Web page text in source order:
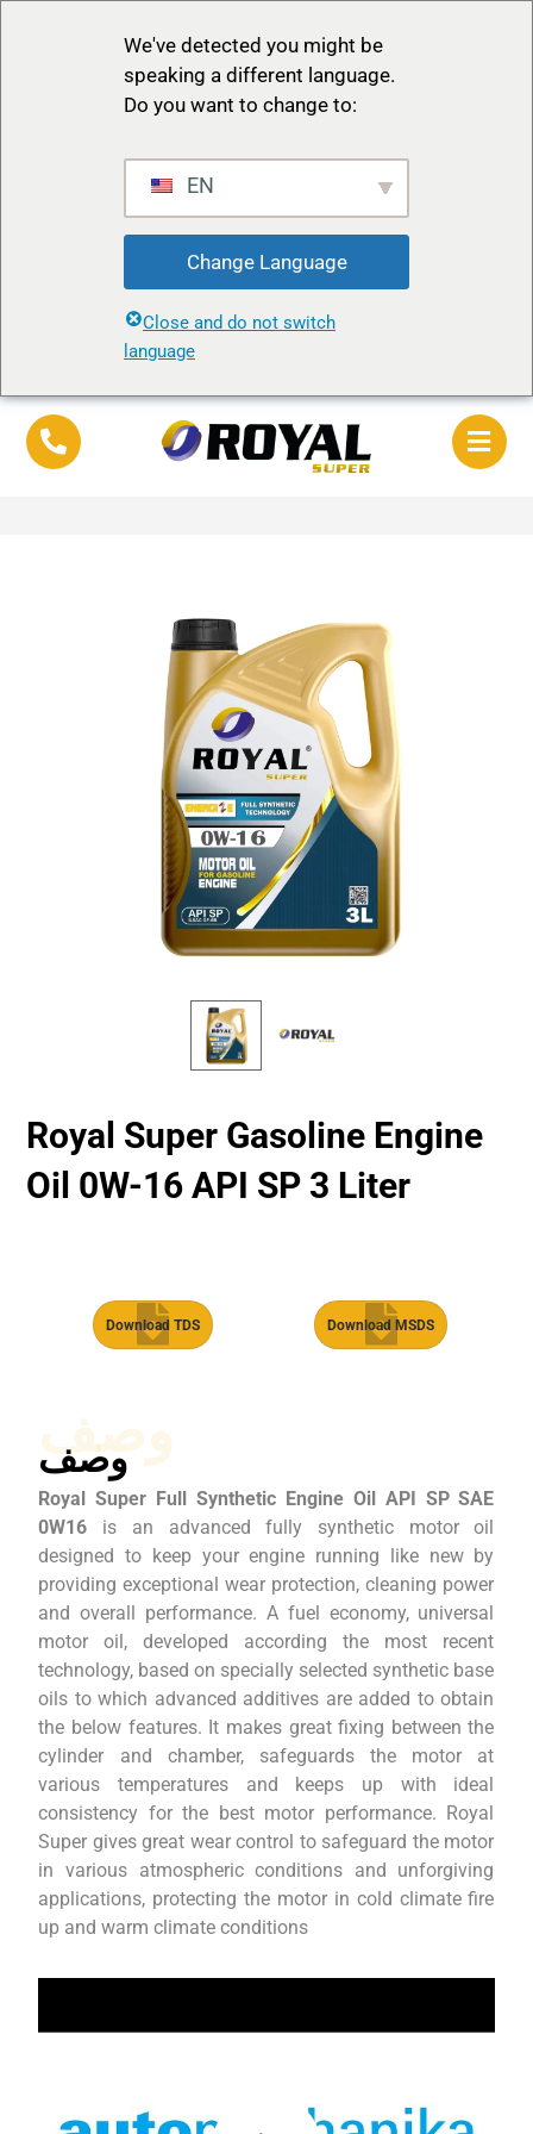
We've detected you might be
speaking a different language.
Do you want to change to:
EN
Change Language
Close and do not switch
language
Royal Super Gasoline Engine
Oil 0W-16 API SP 3 Liter
Download TDS Download MSDS
وصف
وصف
Royal Super Full Synthetic Engine Oil API SP SAE
0W16 is an advanced fully synthetic motor oil
designed to keep your engine running like new by
providing exceptional wear protection, cleaning power
and overall performance. A fuel economy, universal
motor oil, developed according the most recent
technology, based on specially selected synthetic base
oils to which advanced additives are added to obtain
the below features. It makes great fixing between the
cylinder and chamber, safeguards the motor at
various temperatures and keeps up with ideal
consistency for the best motor performance. Royal
Super gives great wear control to safeguard the motor
in various atmospheric conditions and unforgiving
applications, protecting the motor in cold climate fire
up and warm climate conditions